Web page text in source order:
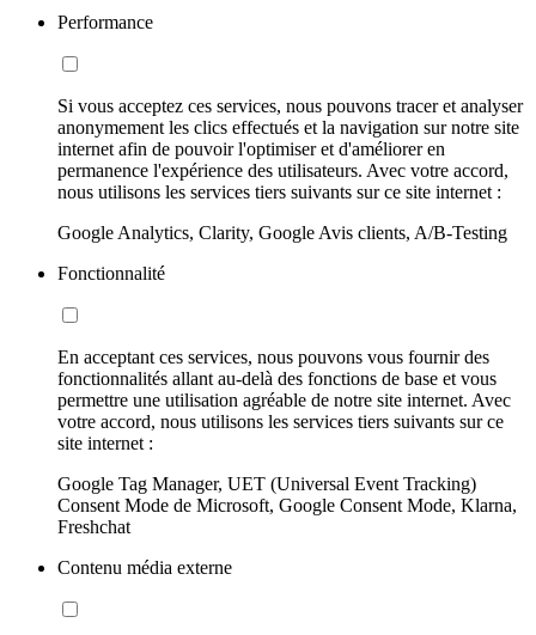
Performance
Si vous acceptez ces services, nous pouvons tracer et analyser
anonymement les clics effectués et la navigation sur notre site
internet afin de pouvoir l'optimiser et d'améliorer en
permanence l'expérience des utilisateurs. Avec votre accord,
nous utilisons les services tiers suivants sur ce site internet :
Google Analytics, Clarity, Google Avis clients, A/B-Testing
Fonctionnalité
En acceptant ces services, nous pouvons vous fournir des
fonctionnalités allant au-delà des fonctions de base et vous
permettre une utilisation agréable de notre site internet. Avec
votre accord, nous utilisons les services tiers suivants sur ce
site internet :
Google Tag Manager, UET (Universal Event Tracking)
Consent Mode de Microsoft, Google Consent Mode, Klarna,
Freshchat
Contenu média externe